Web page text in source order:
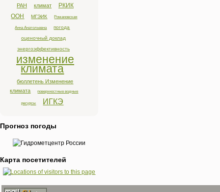
РАН климат
РКИК
ООН
МГЭИК Романовская
Анна Анатольевна
погода
оценочный доклад
энергоэффективность
изменение
климата
бюллетень Изменение
климата
поверхностные водные
ресурсы ИГКЭ
Прогноз погоды
Карта посетителей